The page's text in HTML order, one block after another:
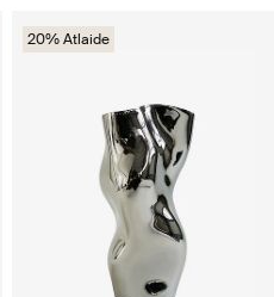
20% Atlaide